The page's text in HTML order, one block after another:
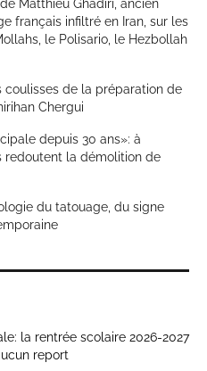
Matthieu Ghadiri, ancien
français infiltré en Iran, sur les
le Polisario, le Hezbollah
coulisses de la préparation de
Chergui
depuis 30 ans»: à
redoutent la démolition de
du tatouage, du signe
la rentrée scolaire 2026-2027
report